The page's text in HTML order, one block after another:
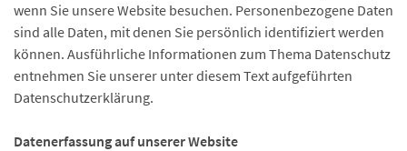
wenn Sie unsere Website besuchen. Personenbezogene Daten
sind alle Daten, mit denen Sie persönlich identifiziert werden
können. Ausführliche Informationen zum Thema Datenschutz
entnehmen Sie unserer unter diesem Text aufgeführten
Datenschutzerklärung.
Datenerfassung auf unserer Website